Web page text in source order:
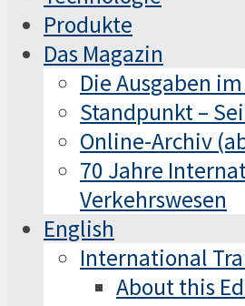
Produkte
Das Magazin
Die Ausgaben
Standpunkt –
Online-Archiv
70 Jahre
Verkehrswesen
English
International
About this